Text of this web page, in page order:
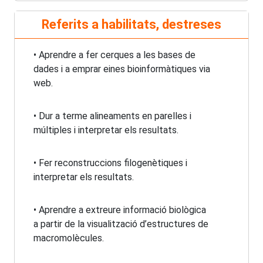
Referits a habilitats, destreses
• Aprendre a fer cerques a les bases de
dades i a emprar eines bioinformàtiques via
web.
• Dur a terme alineaments en parelles i
múltiples i interpretar els resultats.
• Fer reconstruccions filogenètiques i
interpretar els resultats.
• Aprendre a extreure informació biològica
a partir de la visualització d’estructures de
macromolècules.